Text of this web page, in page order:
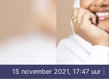
15 november 2021, 17:47 uur